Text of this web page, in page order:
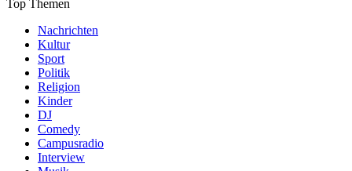
Top Themen
Nachrichten
Kultur
Sport
Politik
Religion
Kinder
DJ
Comedy
Campusradio
Interview